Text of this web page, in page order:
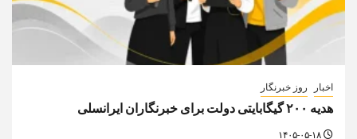
اخبار روز خبرنگار
هدیه ۲۰۰ گیگابایتی دولت برای خبرنگاران ایرانسلی